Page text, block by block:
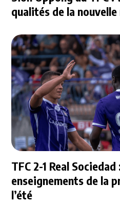
qualités de la nouvelle
TFC 2-1 Real
enseignements de la
l’été